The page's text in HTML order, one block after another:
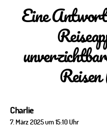
Eine
Charliesagt:
7. März 2025 um 15:10 Uhr